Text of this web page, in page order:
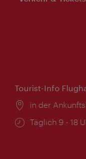
Tourist-Info
Ort:
in der
Täglich 9 - 18